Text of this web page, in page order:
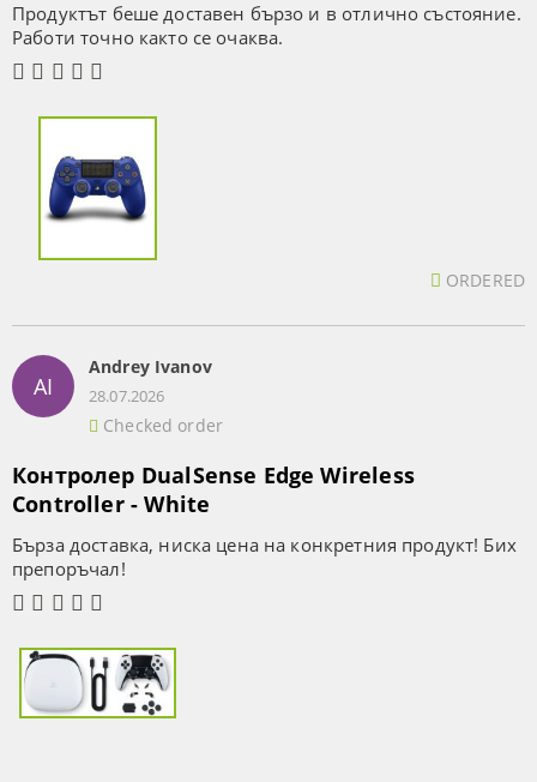
Продуктът беше доставен бързо и в отлично състояние.
Работи точно както се очаква.
ORDERED
AI
Andrey Ivanov
28.07.2026
Checked order
Контролер DualSense Edge Wireless
Controller - White
Бърза доставка, ниска цена на конкретния продукт! Бих
препоръчал!